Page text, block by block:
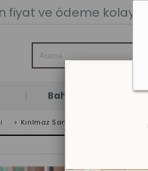
ve ödeme kolaylığı.
Bahçe Oyun Odası
> Kırılmaz Sandalye 10 Adet 150